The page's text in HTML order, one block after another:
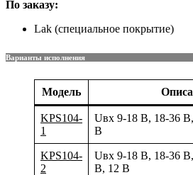
По заказу:
Lak (специальное покрытие)
Варианты исполнения
Модель
KPS104-
1
Uвх 9-18 В, 18-36
В
KPS104-
2
Uвх 9-18 В, 18-36
В, 12 В